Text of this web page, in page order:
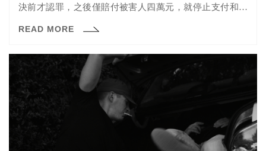
決前才認罪，之後僅賠付被害人四萬元，就停止支付和解
刑，將法定刑三年以上、十年以下的乘機性交罪，輕判一
READ MORE